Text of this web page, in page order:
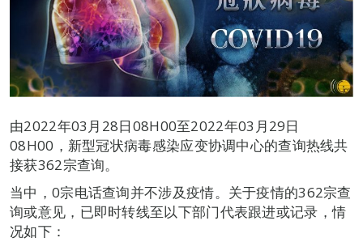
由2022年03月28日08H00至2022年03月29日
08H00，新型冠状病毒感染应变协调中心的查询热线共
接获362宗查询。
当中，0宗电话查询并不涉及疫情。关于疫情的362宗查
询或意见，已即时转线至以下部门代表跟进或记录，情
况如下：